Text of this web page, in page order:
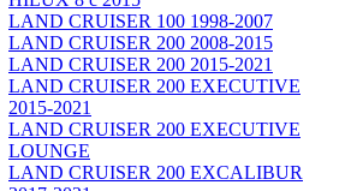
LAND CRUISER 100 1998-2007
LAND CRUISER 200 2008-2015
LAND CRUISER 200 2015-2021
LAND CRUISER 200 EXECUTIVE
2015-2021
LAND CRUISER 200 EXECUTIVE
LOUNGE
LAND CRUISER 200 EXCALIBUR